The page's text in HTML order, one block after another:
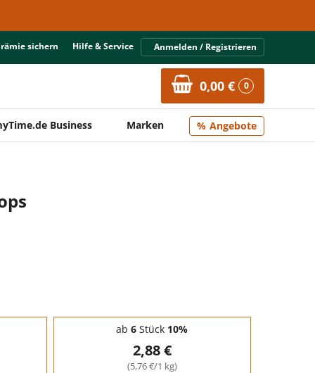
sichern Hilfe & Service Anmelden / Registrieren
0,00 € 0
Business Marken Angebote
ab 6 Stück 10%
2,88 €
(5,76 €/1 kg)